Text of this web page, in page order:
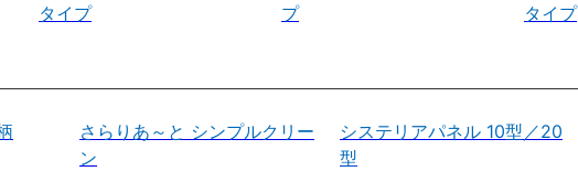
タイプ
プ
タイプ
さらりあ～と シンプルクリー
ン
システリアパネル 10型／20
型